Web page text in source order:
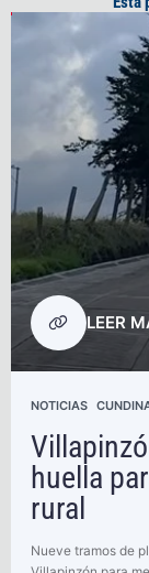
LEER
NOTICIAS
huella
rural
Nueve tramos de